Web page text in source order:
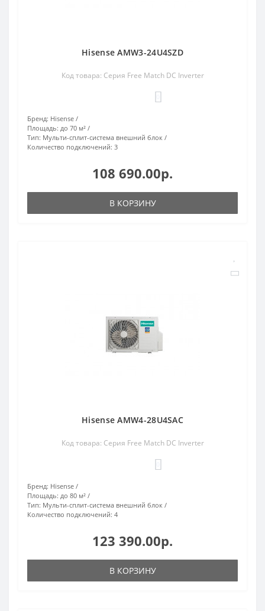
Hisense AMW3-24U4SZD
Код товара: Серия Free Match DC Inverter
Бренд: Hisense
Площадь: до 70 м²
Тип: Мульти-сплит-система внешний блок
Количество подключений: 3
108 690.00р.
В КОРЗИНУ
Hisense AMW4-28U4SAC
Код товара: Серия Free Match DC Inverter
Бренд: Hisense
Площадь: до 80 м²
Тип: Мульти-сплит-система внешний блок
Количество подключений: 4
123 390.00р.
В КОРЗИНУ